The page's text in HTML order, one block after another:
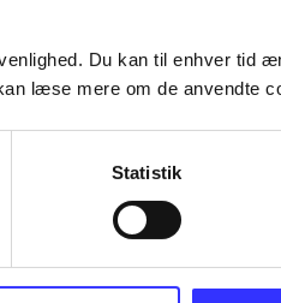
Du kan til enhver tid
læse mere om de anvendte
Statistik